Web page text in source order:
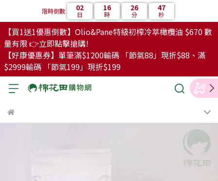
限時倒數 02
日
16
時
26
分
46
秒
【買1送1優惠倒數】Olio&Pane特級初榨冷萃橄欖油 $670 數
量有限 👉立即點擊搶購!
【好康優惠券】單筆滿$1200輸碼 「節氣88」現折$88、滿
$2999輸碼 「節氣199」現折$199